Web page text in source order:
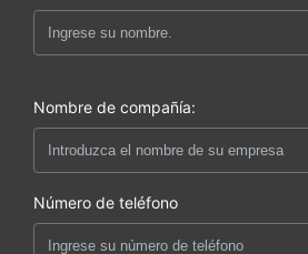
Nombre de compañía:
Número de teléfono